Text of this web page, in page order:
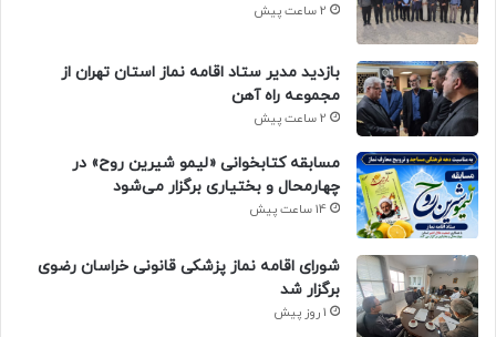
2 ساعت پیش
بازدید مدیر ستاد اقامه نماز استان تهران از
مجموعه راه آهن
2 ساعت پیش
مسابقه کتابخوانی «لیمو شیرین روح» در
چهارمحال و بختیاری برگزار می‌شود
14 ساعت پیش
شورای اقامه نماز پزشکی قانونی خراسان رضوی
برگزار شد
1 روز پیش